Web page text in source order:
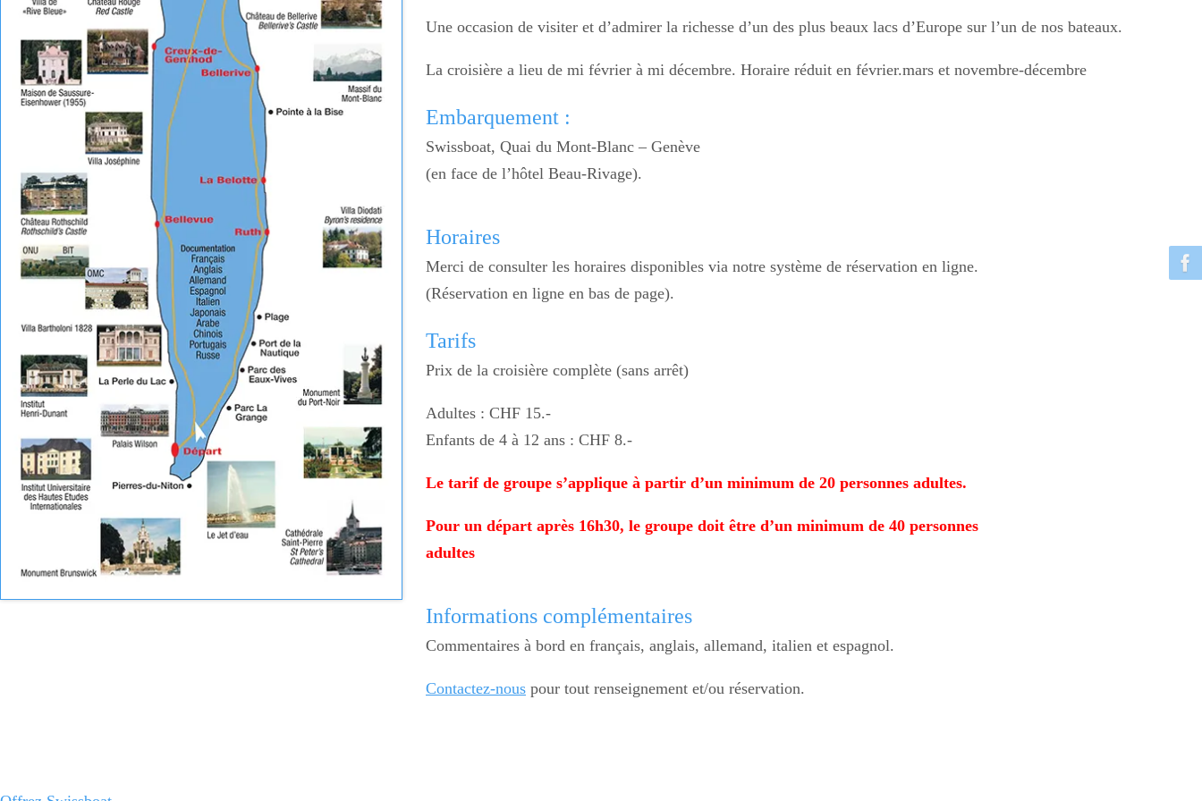
Une occasion de visiter et d’admirer la richesse d’un des plus beaux lacs d’Europe sur l’un de nos bateaux.
La croisière a lieu de mi février à mi décembre. Horaire réduit en février.mars et novembre-décembre
Embarquement :
Swissboat, Quai du Mont-Blanc – Genève
(en face de l’hôtel Beau-Rivage).
Horaires
Merci de consulter les horaires disponibles via notre système de réservation en ligne.
(Réservation en ligne en bas de page).
Tarifs
Prix de la croisière complète (sans arrêt)
Adultes : CHF 15.-
Enfants de 4 à 12 ans : CHF 8.-
Le tarif de groupe s’applique à partir d’un minimum de 20 personnes adultes.
Pour un départ après 16h30, le groupe doit être d’un minimum de 40 personnes
adultes
Informations complémentaires
Commentaires à bord en français, anglais, allemand, italien et espagnol.
Contactez-nous pour tout renseignement et/ou réservation.